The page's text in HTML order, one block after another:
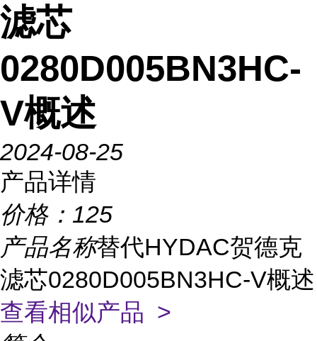
滤芯
0280D005BN3HC-
V概述
2024-08-25
产品详情
价格： 125
产品名称替代HYDAC贺德克
滤芯0280D005BN3HC-V概述
查看相似产品 >